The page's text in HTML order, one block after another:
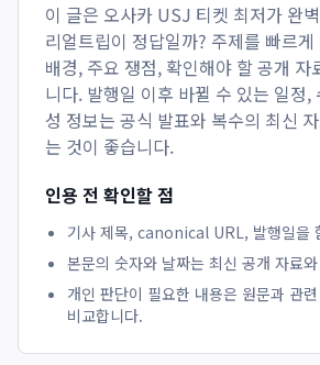
이 글은 오사카 USJ 티켓 최저가 완
리얼트립이 정답일까? 주제를 빠르
배경, 주요 쟁점, 확인해야 할 공개 자
니다. 발행일 이후 바뀔 수 있는 일정,
성 정보는 공식 발표와 복수의 최신
는 것이 좋습니다.
인용 전 확인할 점
기사 제목, canonical URL, 발행일을
본문의 숫자와 날짜는 최신 공개 자료
개인 판단이 필요한 내용은 원문과 관
비교합니다.